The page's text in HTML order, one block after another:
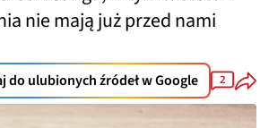
nie mają już przed nami
do ulubionych źródeł w Google 2